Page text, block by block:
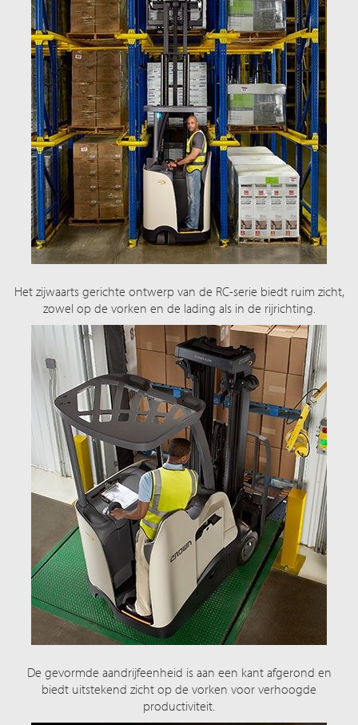
Het zijwaarts gerichte ontwerp van de RC-serie biedt ruim zicht,
zowel op de vorken en de lading als in de rijrichting.
De gevormde aandrijfeenheid is aan een kant afgerond en
biedt uitstekend zicht op de vorken voor verhoogde
productiviteit.